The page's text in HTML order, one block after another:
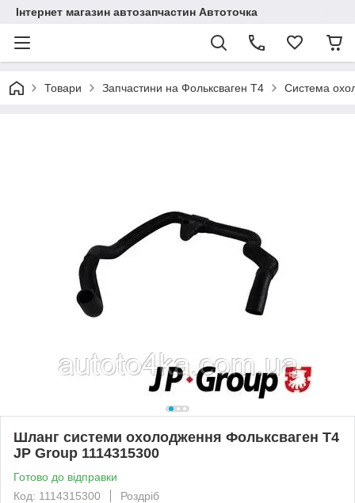
Інтернет магазин автозапчастин Автоточка
Товари Запчастини на Фольксваген Т4 Система
Шланг системи охолодження Фольксваген Т4
JP Group 1114315300
Готово до відправки
Код: 1114315300
Роздріб